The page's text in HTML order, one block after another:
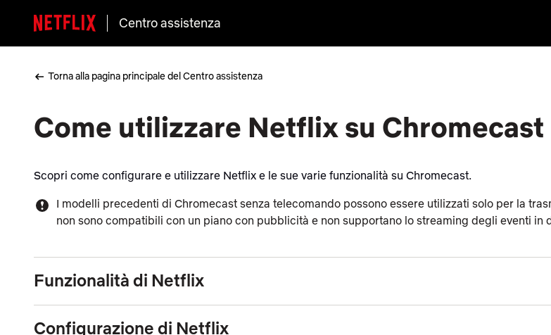
Centro assistenza
Torna alla pagina principale del Centro assistenza
Come utilizzare Netflix su Chromecast
Scopri come configurare e utilizzare Netflix e le sue varie funzionalità su Chromecast.
I modelli precedenti di Chromecast senza telecomando possono essere utilizzati solo per la
non sono compatibili con un piano con pubblicità e non supportano lo streaming degli eventi in
Funzionalità di Netflix
Configurazione di Netflix